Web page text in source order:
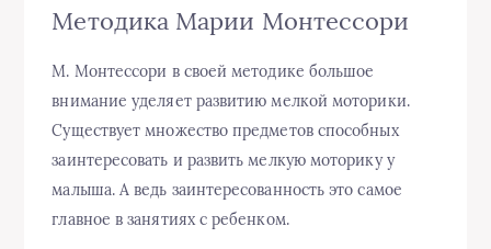
Методика Марии Монтессори
М. Монтессори в своей методике большое
внимание уделяет развитию мелкой моторики.
Существует множество предметов способных
заинтересовать и развить мелкую моторику у
малыша. А ведь заинтересованность это самое
главное в занятиях с ребенком.